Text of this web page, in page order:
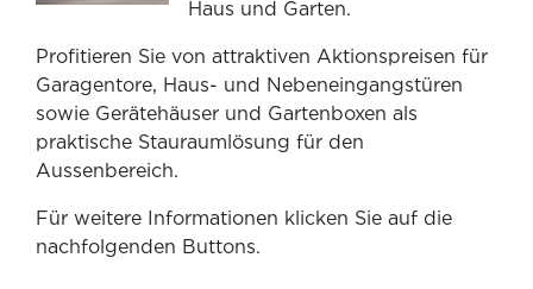
Haus und Garten.
Profitieren Sie von attraktiven Aktionspreisen für
Garagentore, Haus- und Nebeneingangstüren
sowie Gerätehäuser und Gartenboxen als
praktische Stauraumlösung für den
Aussenbereich.
Für weitere Informationen klicken Sie auf die
nachfolgenden Buttons.